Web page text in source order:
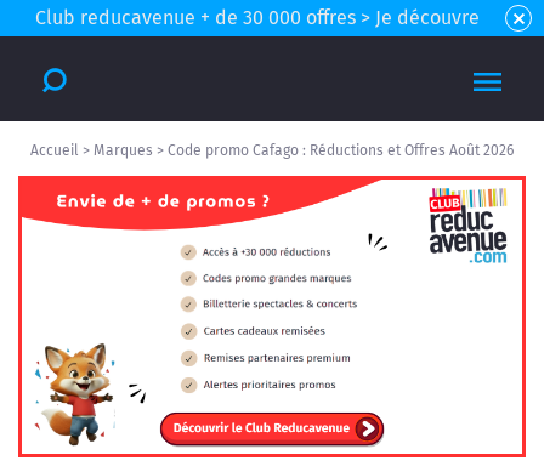
Club reducavenue + de 30 000 offres > Je découvre
Accueil > Marques > Code promo Cafago : Réductions et Offres Août 2026